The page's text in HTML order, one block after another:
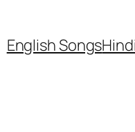
English Songs